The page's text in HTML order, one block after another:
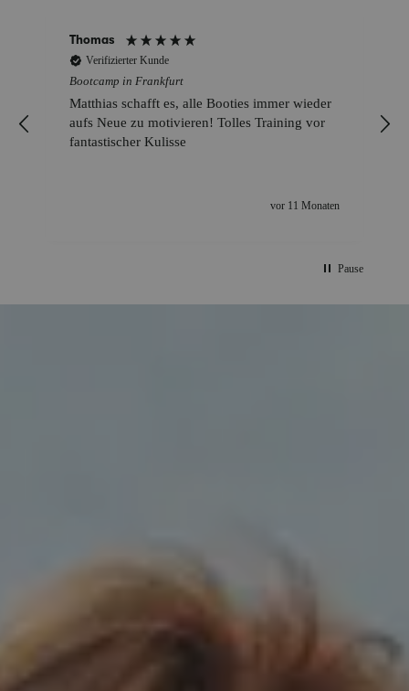
Thomas
Verifizierter Kunde
Bootcamp in Frankfurt
Matthias schafft es, alle Booties immer wieder
aufs Neue zu motivieren! Tolles Training vor
fantastischer Kulisse
vor 11 Monaten
Pause